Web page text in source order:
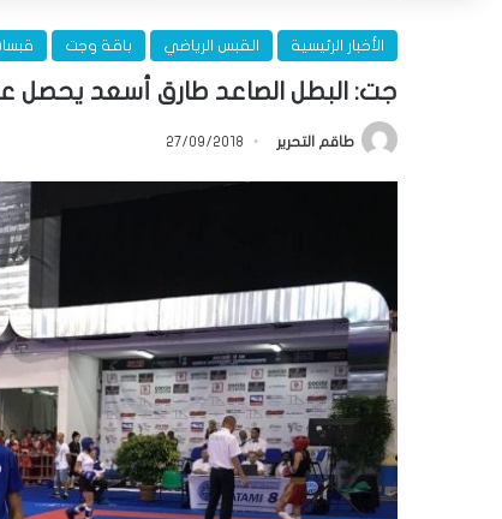
الأخبار الرئيسية القبس الرياضي باقة وجت
جت: البطل الصاعد طارق أسعد يحصل
طاقم التحرير 27/09/2018